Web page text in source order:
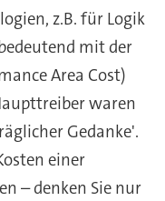
z.B. für Logik
mit der
Area Cost)
waren
Gedanke'.
einer
– denken Sie nur